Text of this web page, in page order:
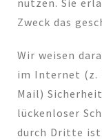
nutzen. Sie
Zweck das
Wir weisen
im Internet (z.
Mail)
lückenloser
durch Dritte